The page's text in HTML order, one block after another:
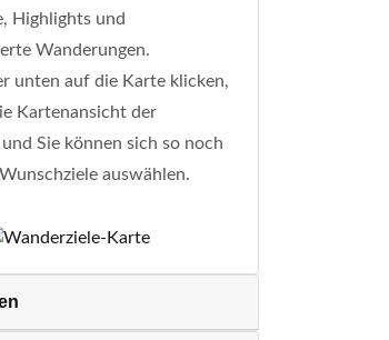
Highlights und
Wanderungen.
unten auf die Karte klicken,
Kartenansicht der
Sie können sich so noch
auswählen.